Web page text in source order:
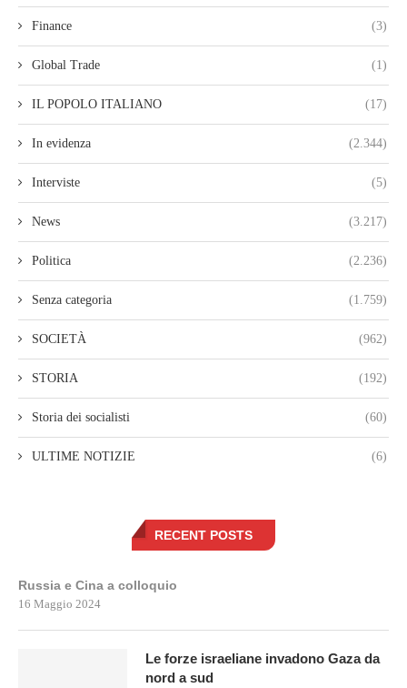
Finance (3)
Global Trade (1)
IL POPOLO ITALIANO (17)
In evidenza (2.344)
Interviste (5)
News (3.217)
Politica (2.236)
Senza categoria (1.759)
SOCIETÀ (962)
STORIA (192)
Storia dei socialisti (60)
ULTIME NOTIZIE (6)
RECENT POSTS
Russia e Cina a colloquio
16 Maggio 2024
Le forze israeliane invadono Gaza da
nord a sud